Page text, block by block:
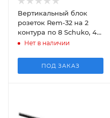
Вертикальный блок
розеток Rem-32 на 2
контура по 8 Sсhuko, 4
IEC 60320 C19 с авт.,
Нет в наличии
ПОД ЗАКАЗ